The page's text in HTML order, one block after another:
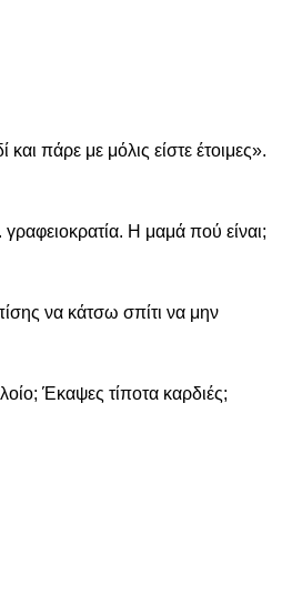
πάρε με μόλις είστε έτοιμες».
γραφειοκρατία. Η μαμά πού είναι;
να κάτσω σπίτι να μην
Έκαψες τίποτα καρδιές;